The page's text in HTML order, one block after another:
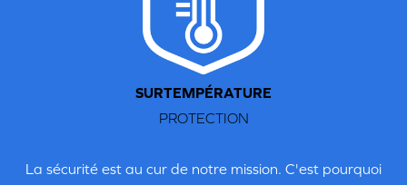
Étape 2:
Glissez l'adaptateur de prise de l'UE fourni en place.
SURTEMPÉRATURE
PROTECTION
La sécurité est au cur de notre mission. C'est pourquoi